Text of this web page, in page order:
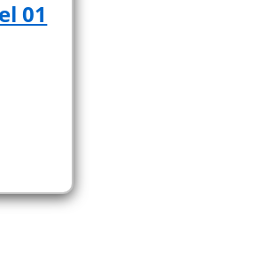
01